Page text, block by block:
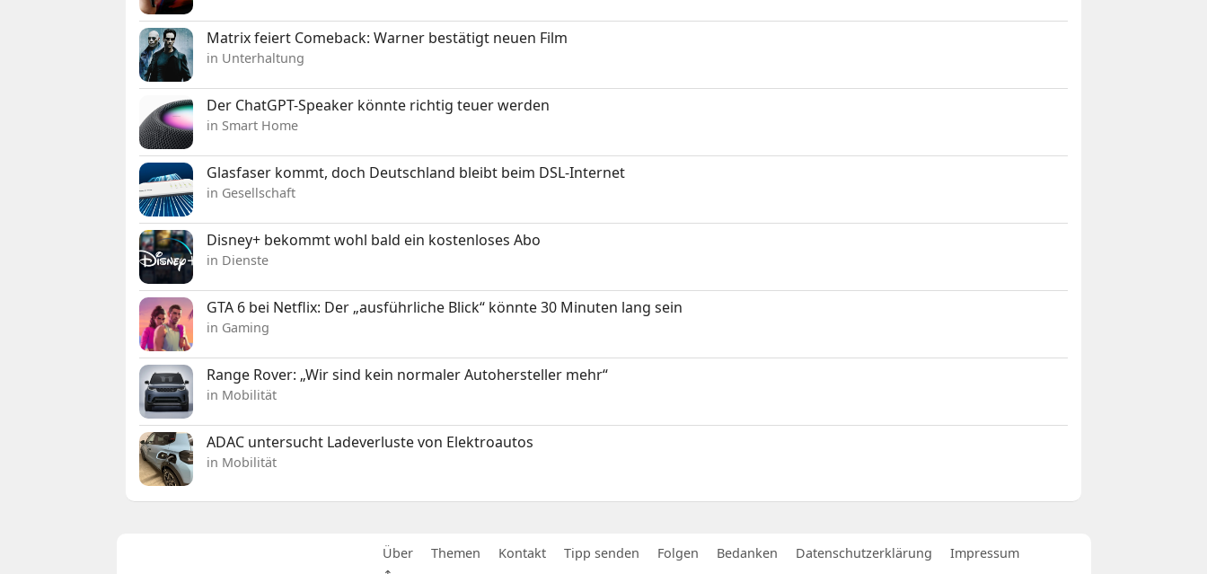
Matrix feiert Comeback: Warner bestätigt neuen Film
in Unterhaltung
Der ChatGPT-Speaker könnte richtig teuer werden
in Smart Home
Glasfaser kommt, doch Deutschland bleibt beim DSL-Internet
in Gesellschaft
Disney+ bekommt wohl bald ein kostenloses Abo
in Dienste
GTA 6 bei Netflix: Der „ausführliche Blick“ könnte 30 Minuten lang sein
in Gaming
Range Rover: „Wir sind kein normaler Autohersteller mehr“
in Mobilität
ADAC untersucht Ladeverluste von Elektroautos
in Mobilität
Über Themen Kontakt Tipp senden Folgen Bedanken Datenschutzerklärung
Impressum